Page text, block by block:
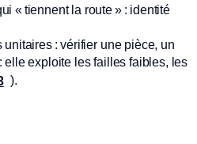
« tiennent la route » : identité
: vérifier une pièce, un
elle exploite les failles faibles, les
).